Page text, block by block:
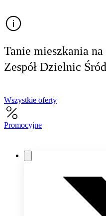
Tanie mieszkania
Zespół Dzielnic
Wszystkie oferty
Promocyjne